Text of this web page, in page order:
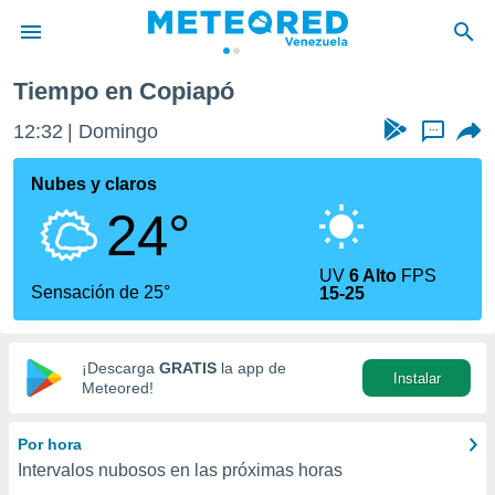
de
ha
calidad.
a este
las
y
digital
basada
Tiempo en Copiapó
12:32 Domingo ...
Nubes y claros
24°
Sensación de 25°
UV6 Alto FPS
15-25
¡Descarga GRATIS la app de
Meteored!
Instalar
Por hora
Intervalos nubosos en las próximas horas